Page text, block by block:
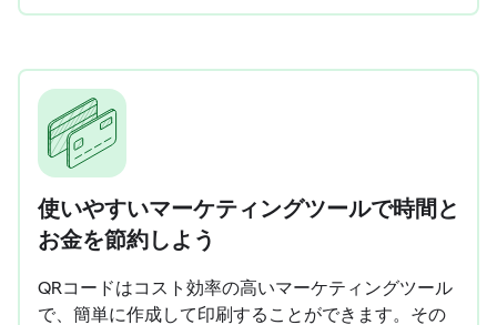
使いやすいマーケティングツールで時間と
お金を節約しよう
QRコードはコスト効率の高いマーケティングツール
で、簡単に作成して印刷することができます。その